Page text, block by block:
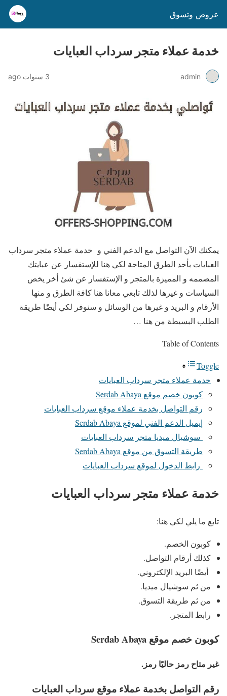
عروض وتسوق
خدمة عملاء متجر سرداب العبايات
admin 3 سنوات ago
يمكنك الآن التواصل مع الدعم الفني و خدمة عملاء متجر سرداب
العبايات بأحد الطرق المتاحة لكي هنا للإستفسار عن عبايتك
المصممه و المميزة بالمتجر و الإستفسار عن شئ أخر يخص
السياسات و غيرها لذلك تابعي معانا هنا كافة الطرق و منها
الأرقام و البريد و غيرها من الوسائل و سنوفر لكي أيضًا طريقة
الطلب البسيطة من هنا …
Table of Contents
Toggle
خدمة عملاء متجر سرداب العبايات
كوبون خصم موقع Serdab Abaya
رقم التواصل بخدمة عملاء موقع سرداب العبايات
إيميل الدعم الفني لموقع Serdab Abaya
سوشيال ميديا متجر سرداب العبايات
طريقة التسوق من موقع Serdab Abaya
رابط الدخول لموقع سرداب العبايات
خدمة عملاء متجر سرداب العبايات
تابع ما يلي لكي هنا:
كوبون الخصم.
كذلك أرقام التواصل.
أيضًا البريد الإلكتروني.
من ثم سوشيال ميديا.
من ثم طريقة التسوق.
رابط المتجر.
كوبون خصم موقع Serdab Abaya
غير متاح رمز حاليًا رمز.
رقم التواصل بخدمة عملاء موقع سرداب العبايات